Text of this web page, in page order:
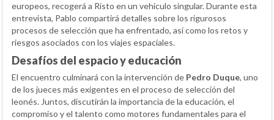
europeos, recogerá a Risto en un vehículo singular. Durante esta
entrevista, Pablo compartirá detalles sobre los rigurosos
procesos de selección que ha enfrentado, así como los retos y
riesgos asociados con los viajes espaciales.
Desafíos del espacio y educación
El encuentro culminará con la intervención de Pedro Duque, uno
de los jueces más exigentes en el proceso de selección del
leonés. Juntos, discutirán la importancia de la educación, el
compromiso y el talento como motores fundamentales para el